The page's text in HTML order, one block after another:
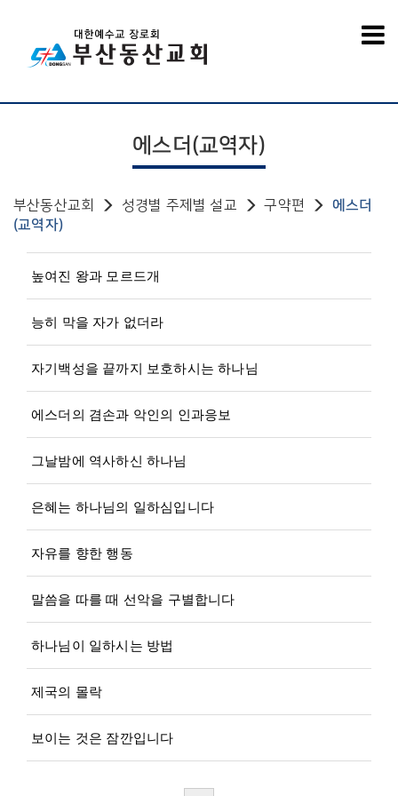
에스더(교역자)
부산동산교회 성경별 주제별 설교 구약편
에스더
(교역자)
높여진 왕과 모르드개
능히 막을 자가 없더라
자기백성을 끝까지 보호하시는 하나님
에스더의 겸손과 악인의 인과응보
그날밤에 역사하신 하나님
은혜는 하나님의 일하심입니다
자유를 향한 행동
말씀을 따를 때 선악을 구별합니다
하나님이 일하시는 방법
제국의 몰락
보이는 것은 잠깐입니다